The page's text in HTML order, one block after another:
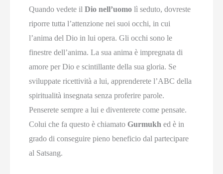
Quando vedete ilDio nell’uomo lì seduto, dovreste
riporre tutta l’attenzione nei suoi occhi, in cui
l’anima del Dio in lui opera. Gli occhi sono le
finestre dell’anima. La sua anima è impregnata di
amore per Dio e scintillante della sua gloria. Se
sviluppate ricettività a lui, apprenderete l’ABC della
spiritualità insegnata senza proferire parole.
Penserete sempre a lui e diventerete come pensate.
Colui che fa questo è chiamatoGurmukh ed è in
grado di conseguire pieno beneficio dal partecipare
al Satsang.